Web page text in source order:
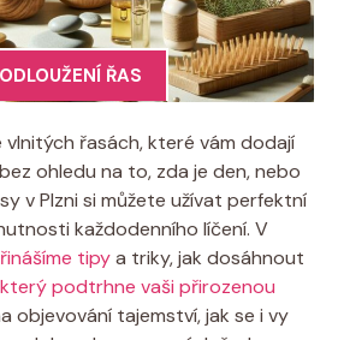
ŘAS
řasách, které vám dodají
ohledu na to, zda je den, nebo
v Plzni si můžete užívat perfektní
každodenního líčení. V
tipya triky, jak dosáhnout
který podtrhne vaši přirozenou
objevování tajemství, jak se i vy